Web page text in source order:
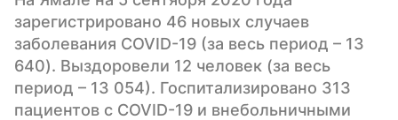
зарегистрировано 46 новых случаев
заболевания COVID-19 (за весь период – 13
640). Выздоровели 12 человек (за весь
период – 13 054). Госпитализировано 313
пациентов с COVID-19 и внебольничными